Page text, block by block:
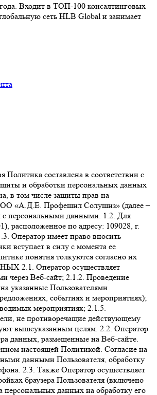
Входит в ТОП-100 консалтинговых
сеть HLB Global и занимает
составлена в соответствии с
и обработки персональных данных
в том числе защиты прав на
ООО «А.Д.Е. Профешнл Солушнз» (далее –
с персональными данными. 1.2. Для
по адресу: 109028, г.
Оператор имеет право вносить
вступает в силу с момента ее
понятия толкуются согласно их
2.1. Оператор осуществляет
через Веб-сайт; 2.1.2. Проведение
указанные Пользователями
событиях и мероприятиях);
мероприятиях; 2.1.5.
не противоречащие действующему
вышеуказанным целям. 2.2. Оператор
данных, размещенные на Веб-сайте.
настоящей Политикой. Согласие на
данными Пользователя, обработку
2.3. Также Оператор осуществляет
браузера Пользователя (включено
персональных данных на обработку его